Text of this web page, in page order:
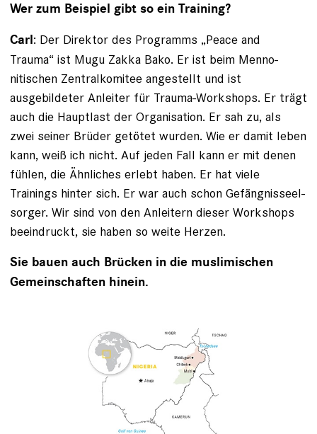
Wer zum Beispiel gibt so ein Training?
Carl: Der Direktor des Programms „Peace and
Trauma“ ist Mugu Zakka Bako. Er ist beim Menno­
nitischen Zentralkomitee angestellt und ist
ausgebildeter Anleiter für Trauma-Workshops. Er trägt
auch die Hauptlast der Organisation. Er sah zu, als
zwei seiner Brüder getötet wurden. Wie er damit leben
kann, weiß ich nicht. Auf jeden Fall kann er mit denen
fühlen, die Ähnliches erlebt haben. Er hat viele
Trainings hinter sich. Er war auch schon Gefängnisseel­
sorger. Wir sind von den Anleitern dieser Workshops
beeindruckt, sie haben so weite Herzen.
Sie bauen auch Brücken in die muslimischen
Gemeinschaften hinein.